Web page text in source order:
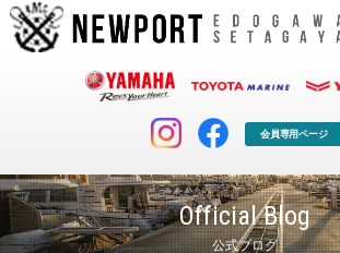
会員専用ページ
Official Blog
公式ブログ